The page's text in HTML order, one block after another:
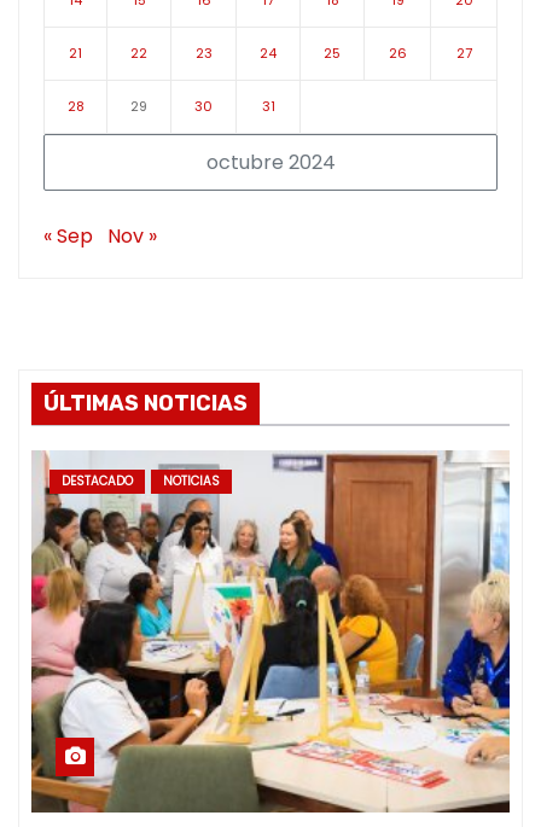
octubre 2024
21 22 23 24 25 26 27
28 29 30 31
« Sep Nov »
ÚLTIMAS NOTICIAS
DESTACADO NOTICIAS